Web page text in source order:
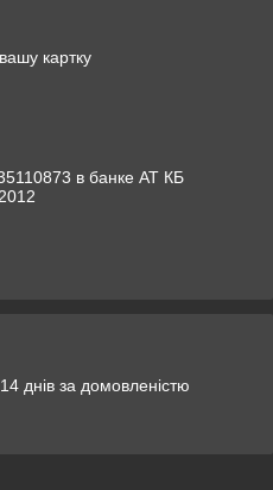
картку
в банке АТ КБ
днів за домовленістю